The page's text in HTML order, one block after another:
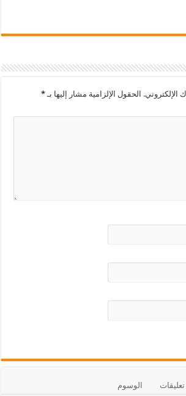
الإلكتروني. الحقول الإلزامية مشار إليها بـ*
تعليقات الوسوم